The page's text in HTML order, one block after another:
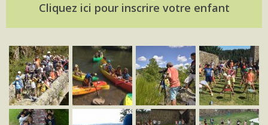
Cliquez ici pour inscrire votre enfant